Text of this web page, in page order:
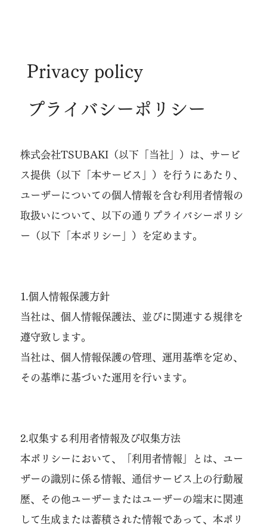
株式会社TSUBAKI（以下「当社」）は、サービ
ス提供（以下「本サービス」）を行うにあたり、
ユーザーについての個人情報を含む利用者情報の
取扱いについて、以下の通りプライバシーポリシ
ー（以下「本ポリシー」）を定めます。
1.個人情報保護方針
当社は、個人情報保護法、並びに関連する規律を
遵守致します。
当社は、個人情報保護の管理、運用基準を定め、
その基準に基づいた運用を行います。
2.収集する利用者情報及び収集方法
本ポリシーにおいて、「利用者情報」とは、ユー
ザーの識別に係る情報、通信サービス上の行動履
歴、その他ユーザーまたはユーザーの端末に関連
して生成または蓄積された情報であって、本ポリ
Privacy policy
​プライバシーポリシー